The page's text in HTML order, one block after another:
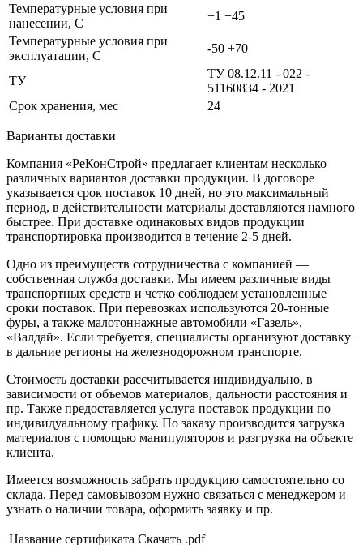
Температурные условия при
нанесении, С
+1 +45
Температурные условия при
эксплуатации, С
-50 +70
ТУ
ТУ 08.12.11 - 022 -
51160834 - 2021
Срок хранения, мес
24
Варианты доставки
Компания «РеКонСтрой» предлагает клиентам несколько
различных вариантов доставки продукции. В договоре
указывается срок поставок 10 дней, но это максимальный
период, в действительности материалы доставляются намного
быстрее. При доставке одинаковых видов продукции
транспортировка производится в течение 2-5 дней.
Одно из преимуществ сотрудничества с компанией —
собственная служба доставки. Мы имеем различные виды
транспортных средств и четко соблюдаем установленные
сроки поставок. При перевозках используются 20-тонные
фуры, а также малотоннажные автомобили «Газель»,
«Валдай». Если требуется, специалисты организуют доставку
в дальние регионы на железнодорожном транспорте.
Стоимость доставки рассчитывается индивидуально, в
зависимости от объемов материалов, дальности расстояния и
пр. Также предоставляется услуга поставок продукции по
индивидуальному графику. По заказу производится загрузка
материалов с помощью манипуляторов и разгрузка на объекте
клиента.
Имеется возможность забрать продукцию самостоятельно со
склада. Перед самовывозом нужно связаться с менеджером и
узнать о наличии товара, оформить заявку и пр.
Название сертификата Скачать .pdf